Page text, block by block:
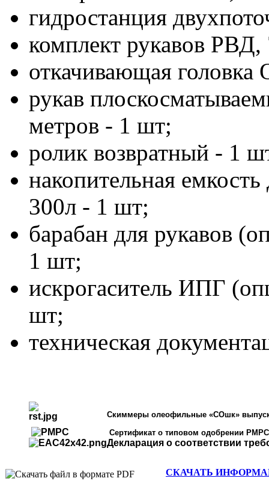
гидростанция
комплект рукавов
откачивающая
рукав
метров - 1 шт;
ролик возвратный - 1
накопительная
300л - 1 шт;
барабан для рукавов
1 шт;
искрогаситель ИПГ
шт;
техническая
Скиммеры олеофильные «СОшк»
Сертификат о типовом одобрении
Декларация о соответствии
СКАЧАТЬ